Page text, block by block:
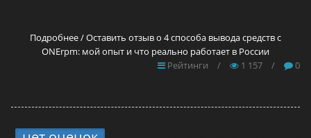
Подробнее / Оставить отзыв о 4 способа вывода средств с
ONErpm: мой опыт и что реально работает в России
Рейтинги
/ 1 157 / 0